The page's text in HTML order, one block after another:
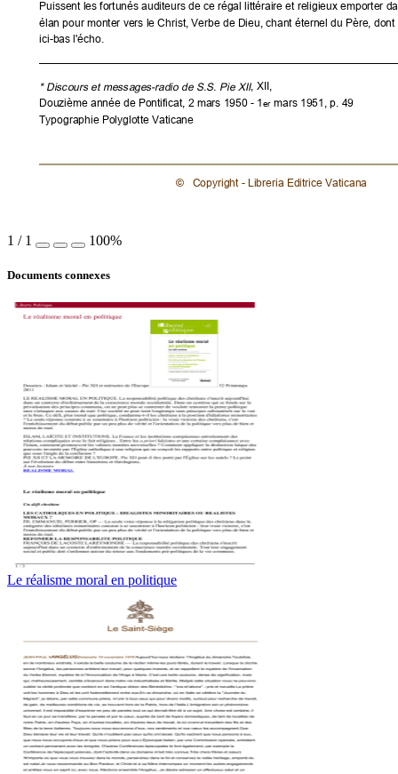
Puissent les fortunés auditeurs de ce régal littéraire et religieux emporter
élan pour monter vers le Christ, Verbe de Dieu, chant éternel du Père,
ici-bas l'écho.
* Discours et messages-radio de S.S. Pie XII, XII,
Douzième année de Pontificat, 2 mars 1950 - 1 er mars 1951, p. 49
Typographie Polyglotte Vaticane
©  Copyright - Libreria Editrice Vaticana
1 / 1 100%
Documents connexes
Le réalisme moral en politique